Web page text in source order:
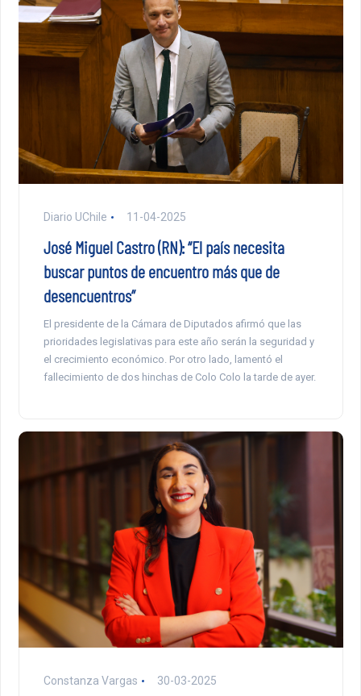
Diario UChile 11-04-2025
José Miguel Castro (RN): “El país necesita
buscar puntos de encuentro más que de
desencuentros”
El presidente de la Cámara de Diputados afirmó que las
prioridades legislativas para este año serán la seguridad y
el crecimiento económico. Por otro lado, lamentó el
fallecimiento de dos hinchas de Colo Colo la tarde de ayer.
Constanza Vargas 30-03-2025